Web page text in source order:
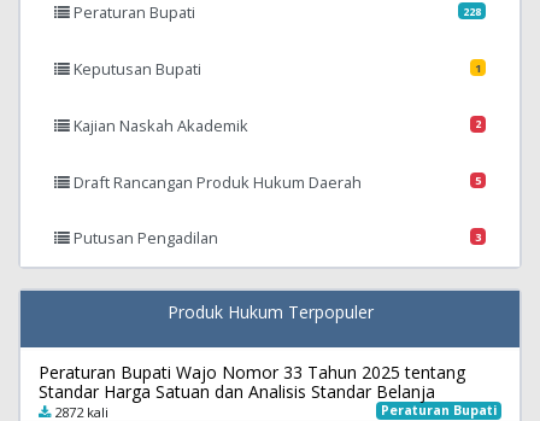
Peraturan Bupati 228
Keputusan Bupati 1
Kajian Naskah Akademik 2
Draft Rancangan Produk Hukum Daerah 5
Putusan Pengadilan 3
Produk Hukum Terpopuler
Peraturan Bupati Wajo Nomor 33 Tahun 2025 tentang
Standar Harga Satuan dan Analisis Standar Belanja
Peraturan Bupati
2872 kali